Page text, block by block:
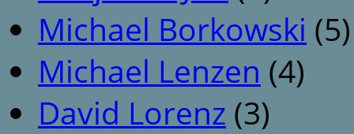
Michael Borkowski (5)
Michael Lenzen (4)
David Lorenz (3)